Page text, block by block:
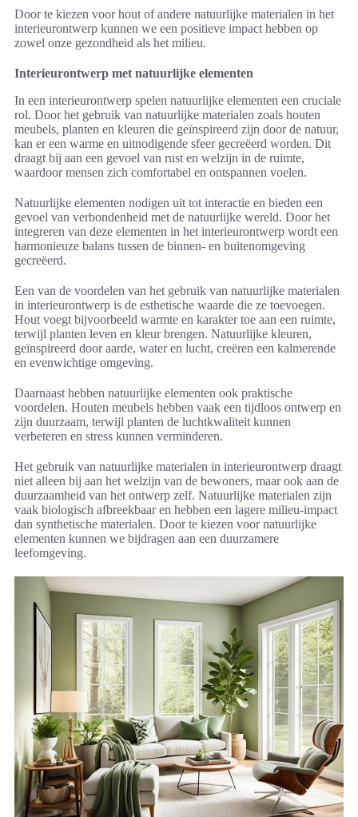
Door te kiezen voor hout of andere natuurlijke materialen in het
interieurontwerp kunnen we een positieve impact hebben op
zowel onze gezondheid als het milieu.
Interieurontwerp met natuurlijke elementen
In een interieurontwerp spelen natuurlijke elementen een cruciale
rol. Door het gebruik van natuurlijke materialen zoals houten
meubels, planten en kleuren die geïnspireerd zijn door de natuur,
kan er een warme en uitnodigende sfeer gecreëerd worden. Dit
draagt bij aan een gevoel van rust en welzijn in de ruimte,
waardoor mensen zich comfortabel en ontspannen voelen.
Natuurlijke elementen nodigen uit tot interactie en bieden een
gevoel van verbondenheid met de natuurlijke wereld. Door het
integreren van deze elementen in het interieurontwerp wordt een
harmonieuze balans tussen de binnen- en buitenomgeving
gecreëerd.
Een van de voordelen van het gebruik van natuurlijke materialen
in interieurontwerp is de esthetische waarde die ze toevoegen.
Hout voegt bijvoorbeeld warmte en karakter toe aan een ruimte,
terwijl planten leven en kleur brengen. Natuurlijke kleuren,
geïnspireerd door aarde, water en lucht, creëren een kalmerende
en evenwichtige omgeving.
Daarnaast hebben natuurlijke elementen ook praktische
voordelen. Houten meubels hebben vaak een tijdloos ontwerp en
zijn duurzaam, terwijl planten de luchtkwaliteit kunnen
verbeteren en stress kunnen verminderen.
Het gebruik van natuurlijke materialen in interieurontwerp draagt
niet alleen bij aan het welzijn van de bewoners, maar ook aan de
duurzaamheid van het ontwerp zelf. Natuurlijke materialen zijn
vaak biologisch afbreekbaar en hebben een lagere milieu-impact
dan synthetische materialen. Door te kiezen voor natuurlijke
elementen kunnen we bijdragen aan een duurzamere
leefomgeving.